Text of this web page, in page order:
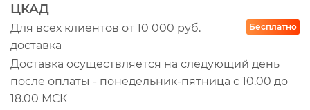
ЦКАД
Для всех клиентов от 10 000 руб.
доставка
Бесплатно
Доставка осуществляется на следующий день
после оплаты - понедельник-пятница с 10.00 до
18.00 МСК